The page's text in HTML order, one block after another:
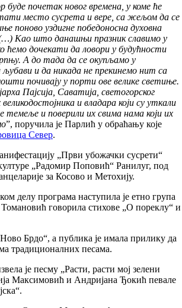
буде почетак новог времена, у коме ће
место сусрета и вере, са жељом да се
поново уздигне победоносна духовна
Као што данашњи празник славимо у
ћемо дочекати да ловори у будућности
А до тада да се окупљамо у
љубави и да никада не прекинемо нит са
почивају у порти ове велике светиње.
Пајсија, Саватија, светогорског
и владара који су уткали
темеље и поверили их свима нама који их
”, поручила је Парлић у обраћању које
Север.
„Први убожачки сусрети“
„Радомир Поповић“ Ранилуг, под
за Косово и Метохију.
делу програма наступила је етно група
говорила стихове „О пореклу“ и
Брдо“, а публика је имала прилику да
традиционалних песама.
је песму „Расти, расти мој зелени
Максимовић и Андријана Ђокић певале